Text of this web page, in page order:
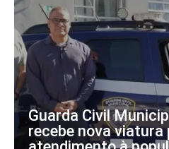
Guarda Civil
recebe nova